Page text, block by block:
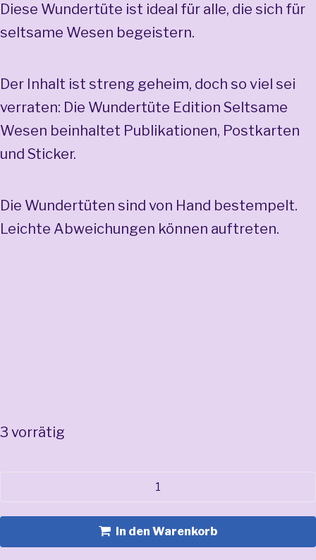
Diese Wundertüte ist ideal für alle, die sich für
seltsame Wesen begeistern.
Der Inhalt ist streng geheim, doch so viel sei
verraten: Die Wundertüte Edition Seltsame
Wesen beinhaltet Publikationen, Postkarten
und Sticker.
Die Wundertüten sind von Hand bestempelt.
Leichte Abweichungen können auftreten.
3 vorrätig
In den Warenkorb